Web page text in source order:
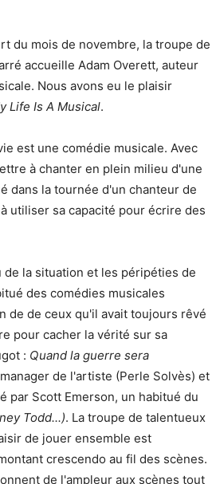
du mois de novembre, la troupe de
accueille Adam Overett, auteur
Nous avons eu le plaisir
Life Is A Musical.
est une comédie musicale. Avec
à chanter en plein milieu d'une
dans la tournée d'un chanteur de
utiliser sa capacité pour écrire des
la situation et les péripéties de
des comédies musicales
de de ceux qu'il avait toujours rêvé
pour cacher la vérité sur sa
: Quand la guerre sera
de l'artiste (Perle Solvès) et
par Scott Emerson, un habitué du
Todd...). La troupe de talentueux
de jouer ensemble est
crescendo au fil des scènes.
de l'ampleur aux scènes tout